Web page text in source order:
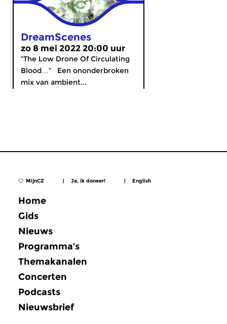
DreamScenes
zo 8 mei 2022 20:00 uur
“The Low Drone Of Circulating
Blood…” Een ononderbroken
mix van ambient...
MijnCZ | Ja, ik doneer! | English
Home
Gids
Nieuws
Programma’s
Themakanalen
Concerten
Podcasts
Nieuwsbrief